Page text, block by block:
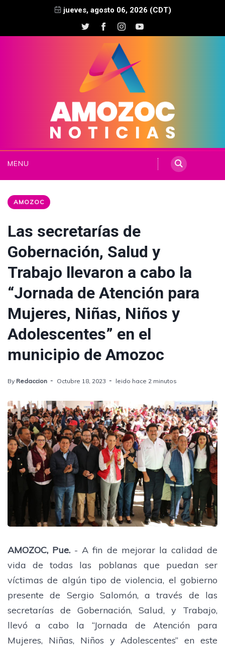
jueves, agosto 06, 2026 (CDT)
MENU
AMOZOC
Las secretarías de
Gobernación, Salud y
Trabajo llevaron a cabo la
“Jornada de Atención para
Mujeres, Niñas, Niños y
Adolescentes” en el
municipio de Amozoc
By Redaccion Octubre 18, 2023 leido hace 2 minutos
AMOZOC, Pue. - A fin de mejorar la calidad de
vida de todas las poblanas que puedan ser
víctimas de algún tipo de violencia, el gobierno
presente de Sergio Salomón, a través de las
secretarías de Gobernación, Salud, y Trabajo,
llevó a cabo la “Jornada de Atención para
Mujeres, Niñas, Niños y Adolescentes” en este